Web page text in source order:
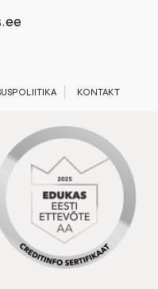
KONTAKT